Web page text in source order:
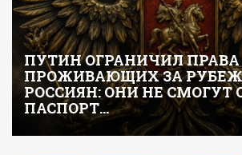
ПУТИН ОГРАНИЧИЛ ПРАВА
ПРОЖИВАЮЩИХ ЗА
РОССИЯН: ОНИ НЕ СМОГУТ
ПАСПОРТ…